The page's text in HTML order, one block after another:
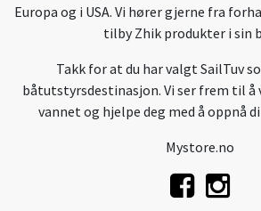
Europa og i USA. Vi hører gjerne fra
tilby Zhik produkter i sin
Takk for at du har valgt SailTuv
båtutstyrsdestinasjon. Vi ser frem til
vannet og hjelpe deg med å oppnå
Mystore.no